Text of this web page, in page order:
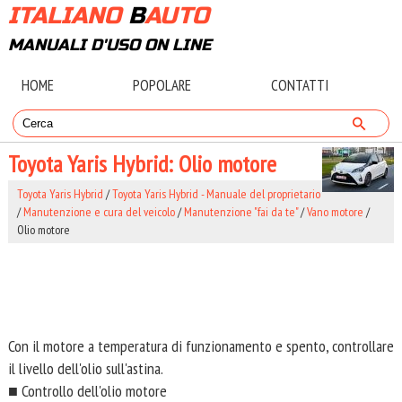
ITALIANOBAUTO
MANUALI D'USO ON LINE
HOME POPOLARE CONTATTI
Toyota Yaris Hybrid: Olio motore
Toyota Yaris Hybrid /Toyota Yaris Hybrid - Manuale del proprietario
/Manutenzione e cura del veicolo/Manutenzione "fai da te"/Vano motore /
Olio motore
Con il motore a temperatura di funzionamento e spento, controllare
il livello dell'olio sull'astina.
■ Controllo dell'olio motore